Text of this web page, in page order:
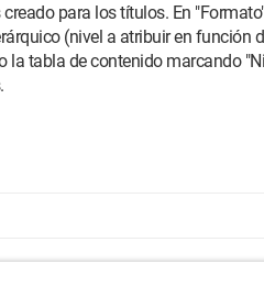
para los títulos. En
(nivel a atribuir en función
la tabla de contenido marcando